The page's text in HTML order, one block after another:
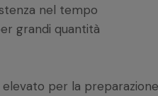
nel tempo
grandi quantità
elevato per la